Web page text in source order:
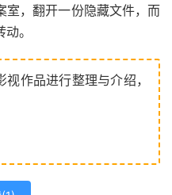
室，翻开一份隐藏文件，而
。
视作品进行整理与介绍，